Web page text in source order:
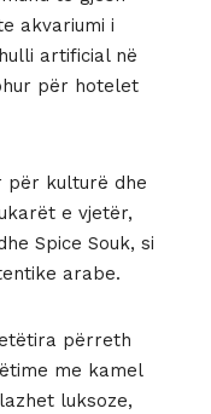
akvariumi i
artificial në
për hotelet
për kulturë dhe
e vjetër,
Spice Souk, si
arabe.
përreth
me kamel
luksoze,